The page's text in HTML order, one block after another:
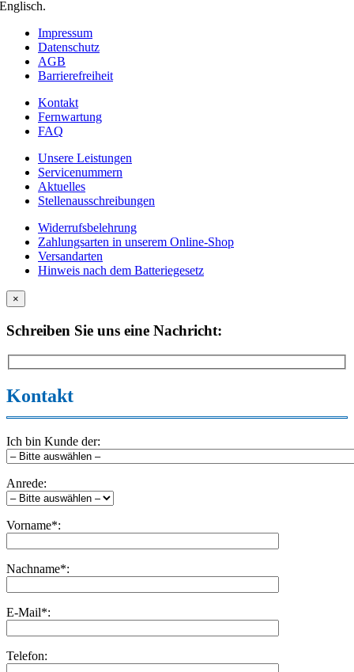
Englisch.
Impressum
Datenschutz
AGB
Barrierefreiheit
Kontakt
Fernwartung
FAQ
Unsere Leistungen
Servicenummern
Aktuelles
Stellenausschreibungen
Widerrufsbelehrung
Zahlungsarten in unserem Online-Shop
Versandarten
Hinweis nach dem Batteriegesetz
×
Schreiben Sie uns eine Nachricht:
Kontakt
Ich bin Kunde der:
Anrede:
Vorname*:
Nachname*:
E-Mail*:
Telefon: